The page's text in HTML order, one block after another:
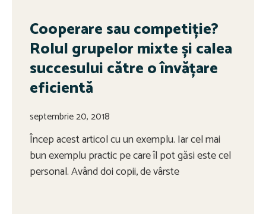
Cooperare sau competiție?
Rolul grupelor mixte și calea
succesului către o învățare
eficientă
septembrie 20, 2018
Încep acest articol cu un exemplu. Iar cel mai
bun exemplu practic pe care îl pot găsi este cel
personal. Având doi copii, de vârste